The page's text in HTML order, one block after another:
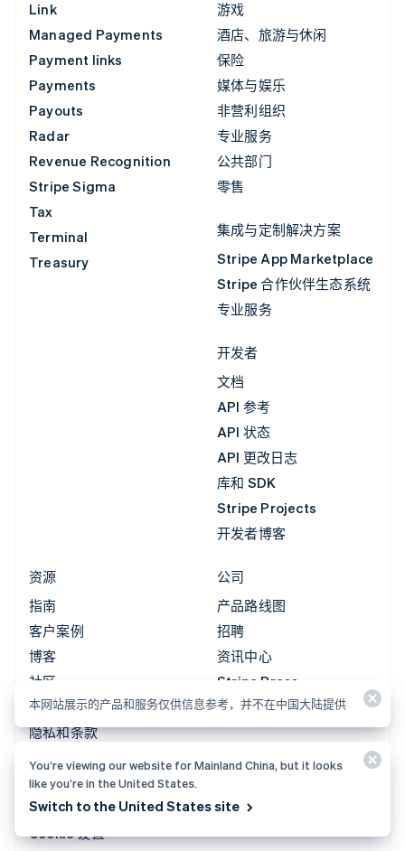
Link
Managed Payments
Payment links
Payments
Payouts
Radar
Revenue Recognition
Stripe Sigma
Tax
Terminal
Treasury
游戏
酒店、旅游与休闲
保险
媒体与娱乐
非营利组织
专业服务
公共部门
零售
集成与定制解决方案
Stripe App Marketplace
Stripe 合作伙伴生态系统
专业服务
开发者
文档
API 参考
API 状态
API 更改日志
库和 SDK
Stripe Projects
开发者博客
资源
指南
客户案例
博客
社区
Sessions 年度大会
隐私和条款
禁止和限制的业务
牌照
网站地图
Cookie 设置
公司
产品路线图
招聘
资讯中心
Stripe Press
联系销售
本网站展示的产品和服务仅供信息参考，并不在中国大陆提供
You’re viewing our website for Mainland China, but it looks
like you’re in the United States.
Switch to the United States site